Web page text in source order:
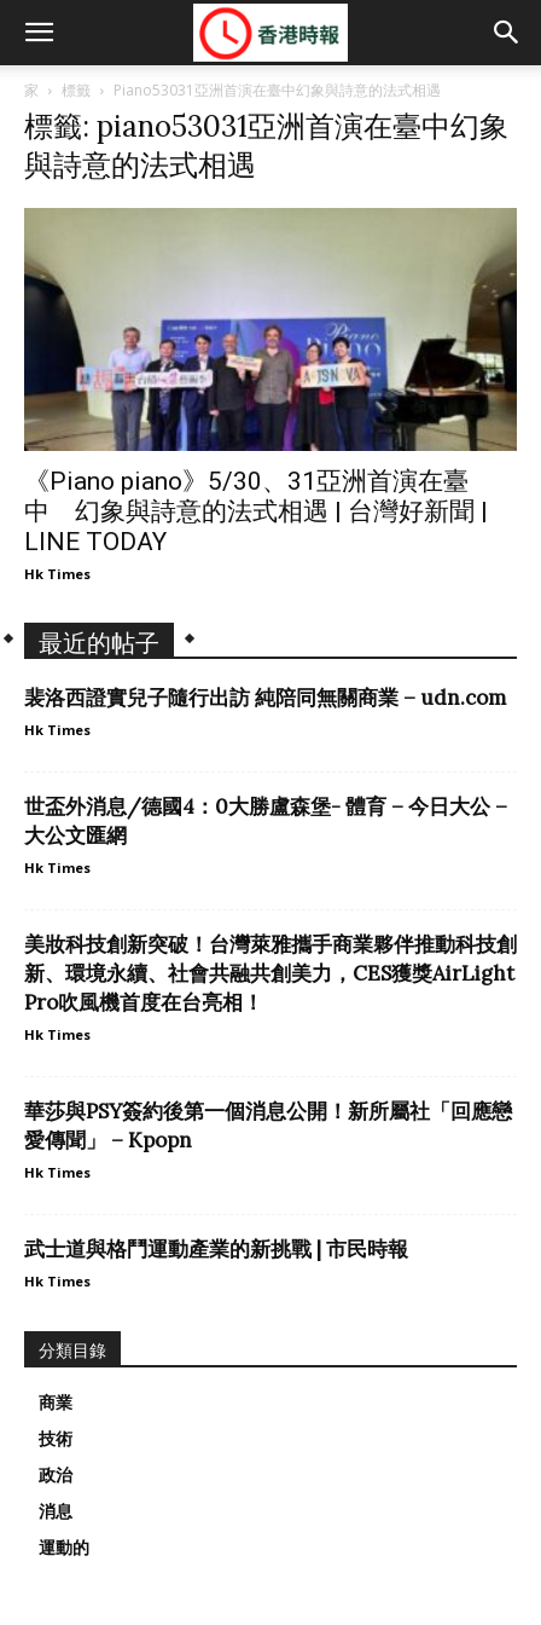
家 標籤 Piano53031亞洲首演在臺中幻象與詩意的法式相遇
標籤: piano53031亞洲首演在臺中幻象
與詩意的法式相遇
《Piano piano》5/30、31亞洲首演在臺
中 幻象與詩意的法式相遇 | 台灣好新聞 |
LINE TODAY
Hk Times
最近的帖子
裴洛西證實兒子隨行出訪 純陪同無關商業 – udn.com
Hk Times
世盃外消息/德國4：0大勝盧森堡- 體育 – 今日大公 –
大公文匯網
Hk Times
美妝科技創新突破！台灣萊雅攜手商業夥伴推動科技創
新、環境永續、社會共融共創美力，CES獲獎AirLight
Pro吹風機首度在台亮相！
Hk Times
華莎與PSY簽約後第一個消息公開！新所屬社「回應戀
愛傳聞」 – Kpopn
Hk Times
武士道與格鬥運動產業的新挑戰 | 市民時報
Hk Times
分類目錄
商業
技術
政治
消息
運動的